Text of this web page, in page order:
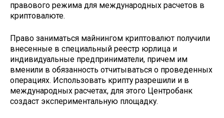
правового режима для международных расчетов в
криптовалюте.
Право заниматься майнингом криптовалют получили
внесенные в специальный реестр юрлица и
индивидуальные предприниматели, причем им
вменили в обязанность отчитываться о проведенных
операциях. Использовать крипту разрешили и в
международных расчетах, для этого Центробанк
создаст экспериментальную площадку.